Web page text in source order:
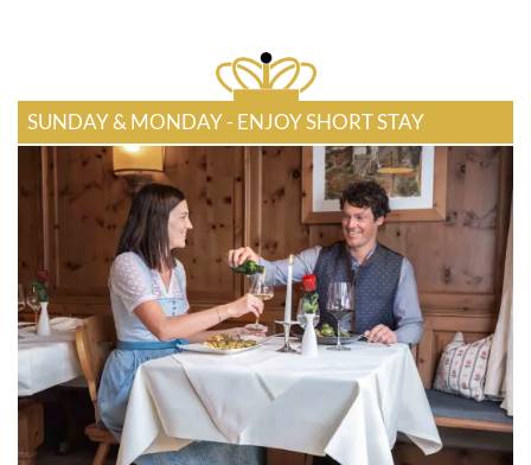
SUNDAY & MONDAY - ENJOY SHORT STAY